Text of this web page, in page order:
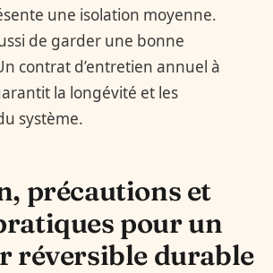
une isolation moyenne.
de garder une bonne
contrat d’entretien annuel à
la longévité et les
système.
précautions et
pour un
réversible durable